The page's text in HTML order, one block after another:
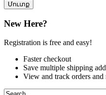
Մուտք
New Here?
Registration is free and easy!
Faster checkout
Save multiple shipping
View and track orders and